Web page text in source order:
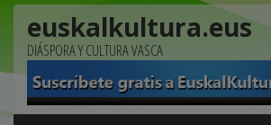
euskalkultura.eus
DIÁSPORA Y CULTURA VASCA